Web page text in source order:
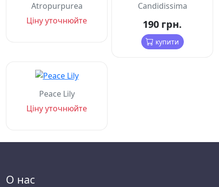
Atropurpurea
Ціну уточнюйте
Candidissima
190 грн.
купити
Peace Lily
Ціну уточнюйте
О нас